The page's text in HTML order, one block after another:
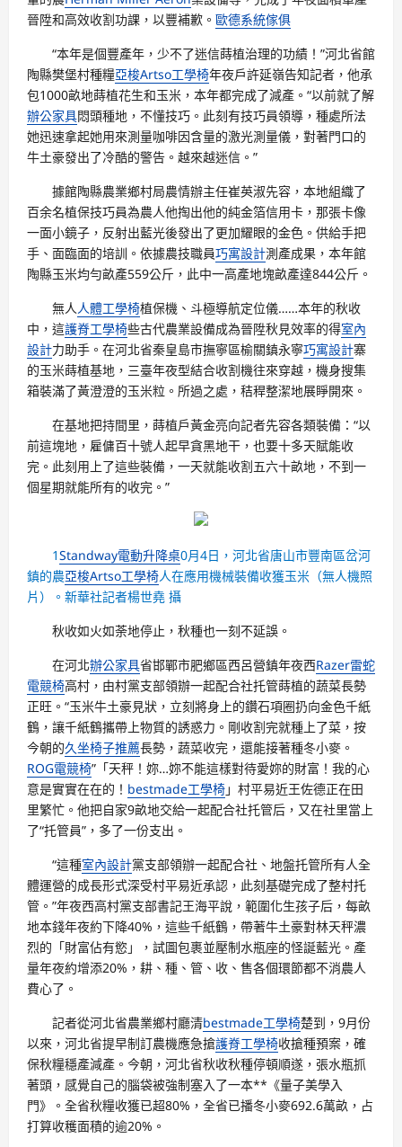
晉陞和高效收割功課，以豐補歉。 歐德系統傢俱
“本年是個豐產年，少不了迷信蒔植治理的功績！”河北省館
陶縣樊堡村種糧亞梭Artso工學椅年夜戶許延嶺告知記者，他承
包1000畝地蒔植花生和玉米，本年都完成了減產。“以前就了解
辦公家具悶頭種地，不懂技巧。此刻有技巧員領導，種處所法
她迅速拿起她用來測量咖啡因含量的激光測量儀，對著門口的
牛土豪發出了冷酷的警告。越來越迷信。”
據館陶縣農業鄉村局農情辦主任崔英淑先容，本地組織了
百余名植保技巧員為農人他掏出他的純金箔信用卡，那張卡像
一面小鏡子，反射出藍光後發出了更加耀眼的金色。供給手把
手、面臨面的培訓。依據農技職員巧寓設計測產成果，本年館
陶縣玉米均勻畝產559公斤，此中一高產地塊畝產達844公斤。
無人人體工學椅植保機、斗極導航定位儀……本年的秋收
中，這護脊工學椅些古代農業設備成為晉陞秋見效率的得室內
設計力助手。在河北省秦皇島市撫寧區榆關鎮永寧巧寓設計寨
的玉米蒔植基地，三臺年夜型結合收割機往來穿越，機身搜集
箱裝滿了黃澄澄的玉米粒。所過之處，秸稈整潔地展睜開來。
在基地把持間里，蒔植戶黃金亮向記者先容各類裝備：“以
前這塊地，雇傭百十號人起早貪黑地干，也要十多天賦能收
完。此刻用上了這些裝備，一天就能收割五六十畝地，不到一
個星期就能所有的收完。”
1Standway電動升降桌0月4日，河北省唐山市豐南區岔河
鎮的農亞梭Artso工學椅人在應用機械裝備收獲玉米（無人機照
片）。新華社記者楊世堯 攝
秋收如火如荼地停止，秋種也一刻不延誤。
在河北辦公家具省邯鄲市肥鄉區西呂營鎮年夜西Razer雷蛇
電競椅高村，由村黨支部領辦一起配合社托管蒔植的蔬菜長勢
正旺。“玉米牛土豪見狀，立刻將身上的鑽石項圈扔向金色千紙
鶴，讓千紙鶴攜帶上物質的誘惑力。剛收割完就種上了菜，按
今朝的久坐椅子推薦長勢，蔬菜收完，還能接著種冬小麥。
ROG電競椅”「天秤！妳…妳不能這樣對待愛妳的財富！我的心
意是實實在在的！ bestmade工學椅」村平易近王佐德正在田
里繁忙。他把自家9畝地交給一起配合社托管后，又在社里當上
了“托管員”，多了一份支出。
“這種室內設計黨支部領辦一起配合社、地盤托管所有人全
體運營的成長形式深受村平易近承認，此刻基礎完成了整村托
管。”年夜西高村黨支部書記王海平說，範圍化生孩子后，每畝
地本錢年夜約下降40%，這些千紙鶴，帶著牛土豪對林天秤濃
烈的「財富佔有慾」，試圖包裹並壓制水瓶座的怪誕藍光。產
量年夜約增添20%，耕、種、管、收、售各個環節都不消農人
費心了。
記者從河北省農業鄉村廳清bestmade工學椅楚到，9月份
以來，河北省提早制訂農機應急搶護脊工學椅收搶種預案，確
保秋糧穩產減產。今朝，河北省秋收秋種停頓順遂，張水瓶抓
著頭，感覺自己的腦袋被強制塞入了一本**《量子美學入
門》。全省秋糧收獲已超80%，全省已播冬小麥692.6萬畝，占
打算收穫面積的逾20%。